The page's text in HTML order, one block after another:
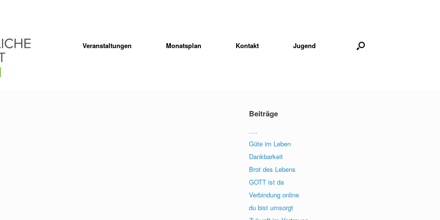
Veranstaltungen Monatsplan Kontakt Jugend
Beiträge
….
Güte im Leben
Dankbarkeit
Brot des Lebens
GOTT ist da
Verbindung online
du bist umsorgt